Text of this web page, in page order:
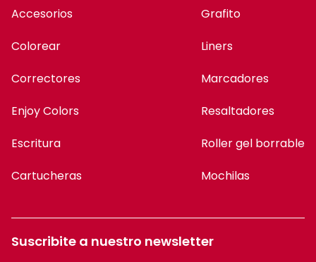
Accesorios
Colorear
Correctores
Enjoy Colors
Escritura
Cartucheras
Grafito
Liners
Marcadores
Resaltadores
Roller gel borrable
Mochilas
Suscribite a nuestro newsletter